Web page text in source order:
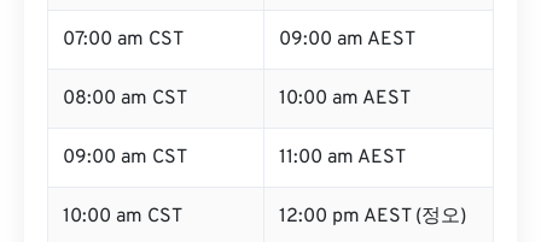
07:00 am CST 09:00 am AEST
08:00 am CST 10:00 am AEST
09:00 am CST 11:00 am AEST
10:00 am CST 12:00 pm AEST (정오)